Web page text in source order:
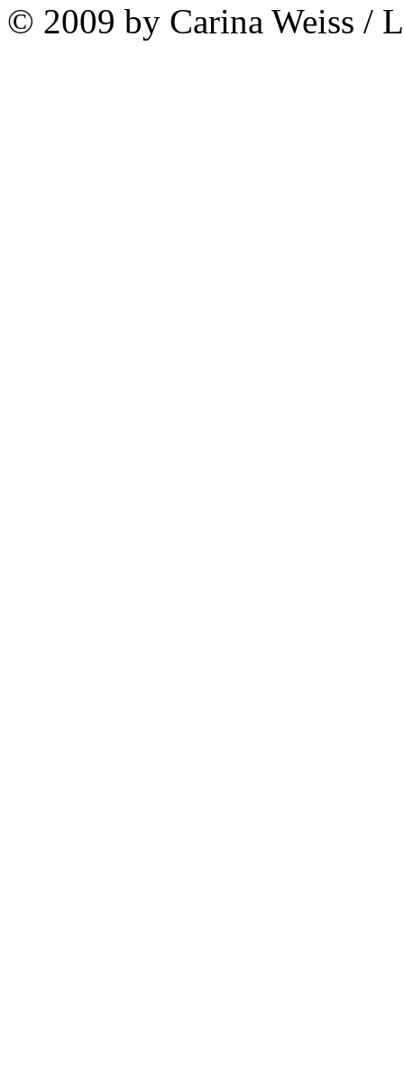
© 2009 by Carina Weiss /